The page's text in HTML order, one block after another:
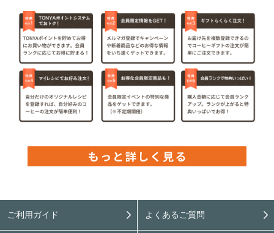
ご利用ガイド よくあるご質問